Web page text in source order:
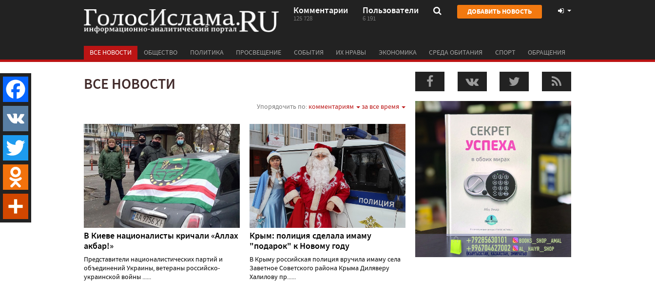
Комментарии
125 728
Пользователи
6 191
ДОБАВИТЬ НОВОСТЬ
ВСЕ НОВОСТИ ОБЩЕСТВО ПОЛИТИКА ПРОСВЕЩЕНИЕ СОБЫТИЯ ИХ НРАВЫ ЭКОНОМИКА СРЕДА ОБИТАНИЯ СПОРТ ОБРАЩЕНИЯ
ВСЕ НОВОСТИ
Упорядочить по: комментариям за все время
В Киеве националисты кричали «Аллах
акбар!»
Представители националистических партий и
объединений Украины, ветераны российско-
украинской войны ......
Крым: полиция сделала имаму
"подарок" к Новому году
В Крыму российская полиция вручила имаму села
Заветное Советского района Крыма Диляверу
Халилову пр......
Facebook
VK
Twitter
Odnoklassniki